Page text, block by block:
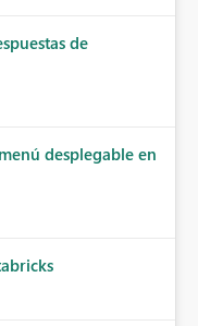
de
desplegable en